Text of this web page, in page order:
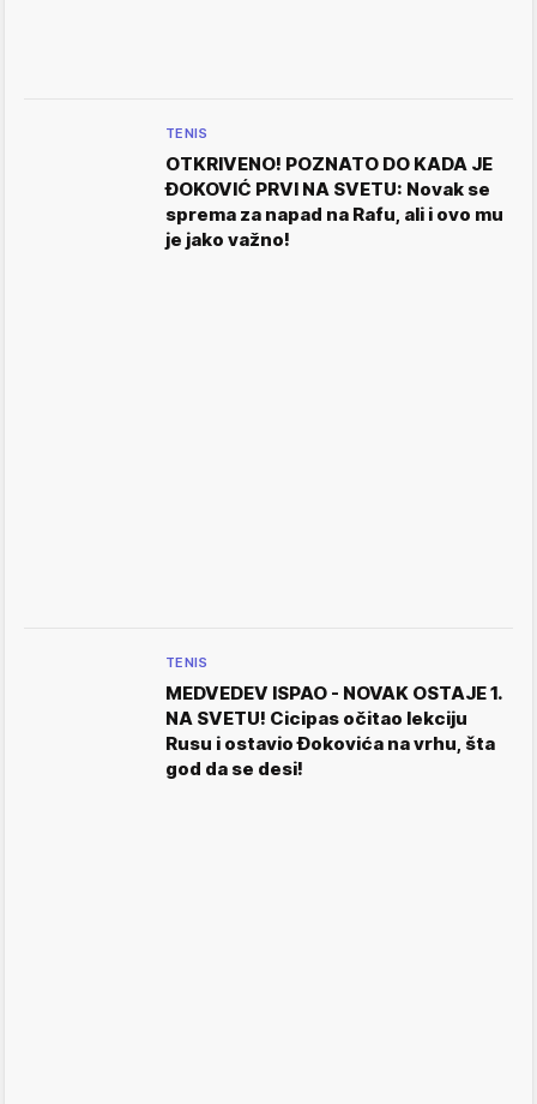
TENIS
OTKRIVENO! POZNATO DO KADA JE
ĐOKOVIĆ PRVI NA SVETU: Novak se
sprema za napad na Rafu, ali i ovo mu
je jako važno!
TENIS
MEDVEDEV ISPAO - NOVAK OSTAJE 1.
NA SVETU! Cicipas očitao lekciju
Rusu i ostavio Đokovića na vrhu, šta
god da se desi!